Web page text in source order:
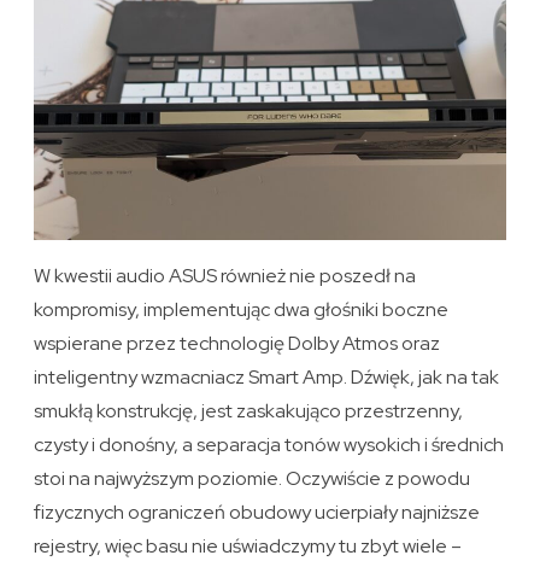
W kwestii audio ASUS również nie poszedł na
kompromisy, implementując dwa głośniki boczne
wspierane przez technologię Dolby Atmos oraz
inteligentny wzmacniacz Smart Amp. Dźwięk, jak na tak
smukłą konstrukcję, jest zaskakująco przestrzenny,
czysty i donośny, a separacja tonów wysokich i średnich
stoi na najwyższym poziomie. Oczywiście z powodu
fizycznych ograniczeń obudowy ucierpiały najniższe
rejestry, więc basu nie uświadczymy tu zbyt wiele –